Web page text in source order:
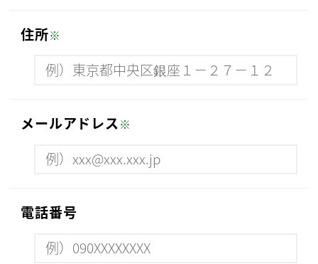
住所※
メールアドレス※
電話番号